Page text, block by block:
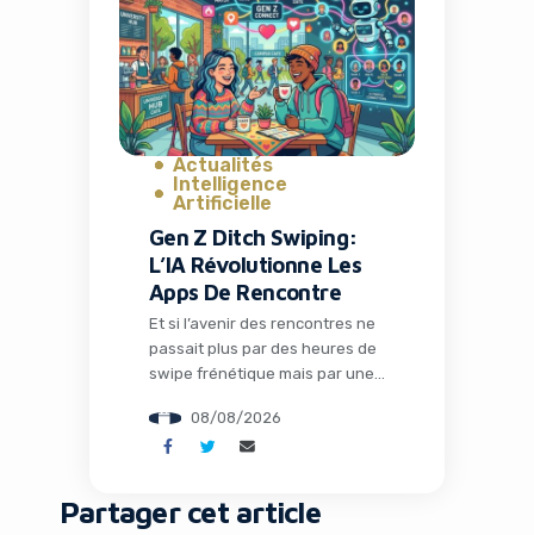
Suno. Mais derrière cette
révolution créative se cachent
des tensions majeures avec
l’industrie musicale
traditionnelle. Aujourd’hui, Suno
fait un pas décisif […]
Actualités
Intelligence
Artificielle
Gen Z Ditch Swiping:
L’IA Révolutionne Les
Apps De Rencontre
Et si l’avenir des rencontres ne
passait plus par des heures de
swipe frénétique mais par une
comprend vraiment qui vous
êtes ? C’est le pari audacieux
qui séduit la Gen Z en
remplaçant les interfaces
08/08/2026
Partager cet article